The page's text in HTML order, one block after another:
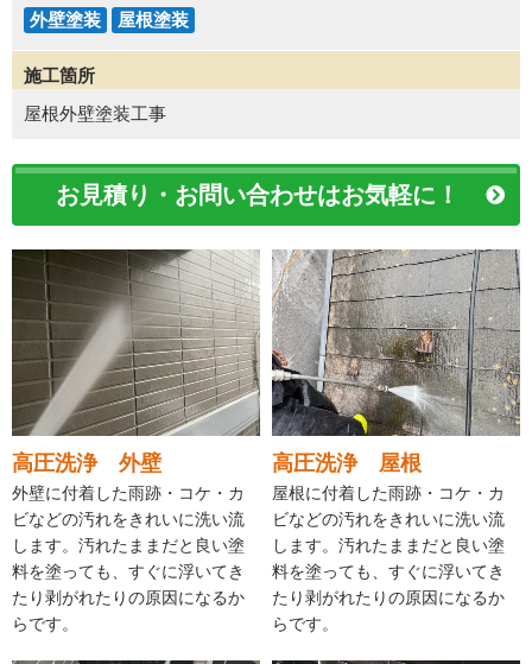
外壁塗装
屋根塗装
施工箇所
屋根外壁塗装工事
お見積り・お問い合わせはお気軽に！
高圧洗浄 外壁
外壁に付着した雨跡・コケ・カ
ビなどの汚れをきれいに洗い流
します。汚れたままだと良い塗
料を塗っても、すぐに浮いてき
たり剥がれたりの原因になるか
らです。
高圧洗浄 屋根
屋根に付着した雨跡・コケ・カ
ビなどの汚れをきれいに洗い流
します。汚れたままだと良い塗
料を塗っても、すぐに浮いてき
たり剥がれたりの原因になるか
らです。